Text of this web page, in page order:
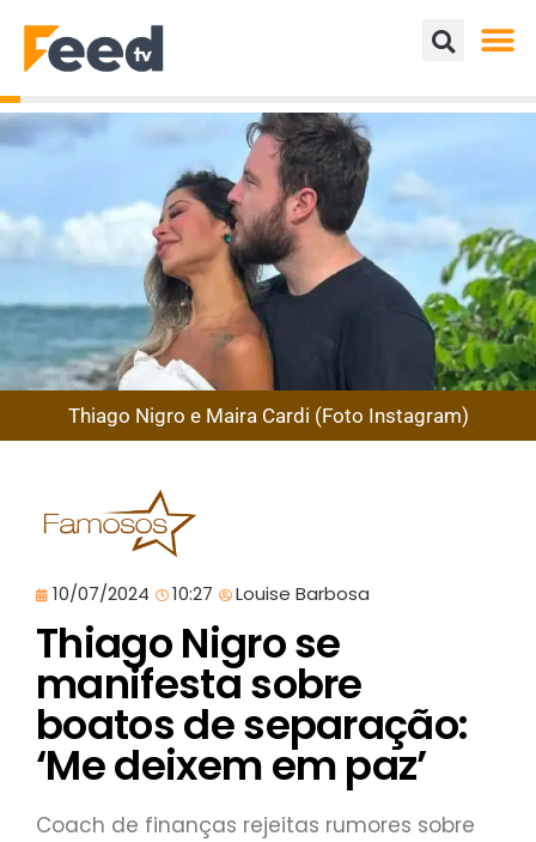
Thiago Nigro e Maira Cardi (Foto Instagram)
10/07/2024 10:27 Louise Barbosa
Thiago Nigro se
manifesta sobre
boatos de separação:
‘Me deixem em paz’
Coach de finanças rejeitas rumores sobre